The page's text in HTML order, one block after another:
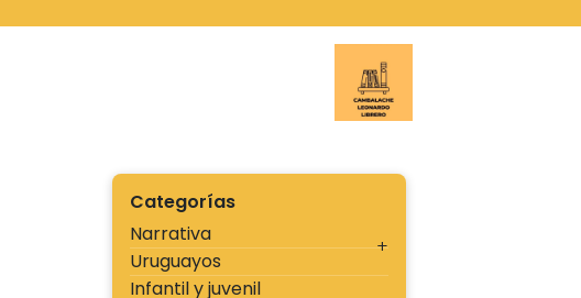
Categorías
Narrativa
Uruguayos
Infantil y juvenil